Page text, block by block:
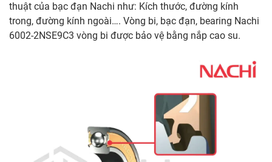
thuật của bạc đạn Nachi như: Kích thước, đường kính
trong, đường kính ngoài…. Vòng bi, bạc đạn, bearing Nachi
6002-2NSE9C3 vòng bi được bảo vệ bằng nắp cao su.